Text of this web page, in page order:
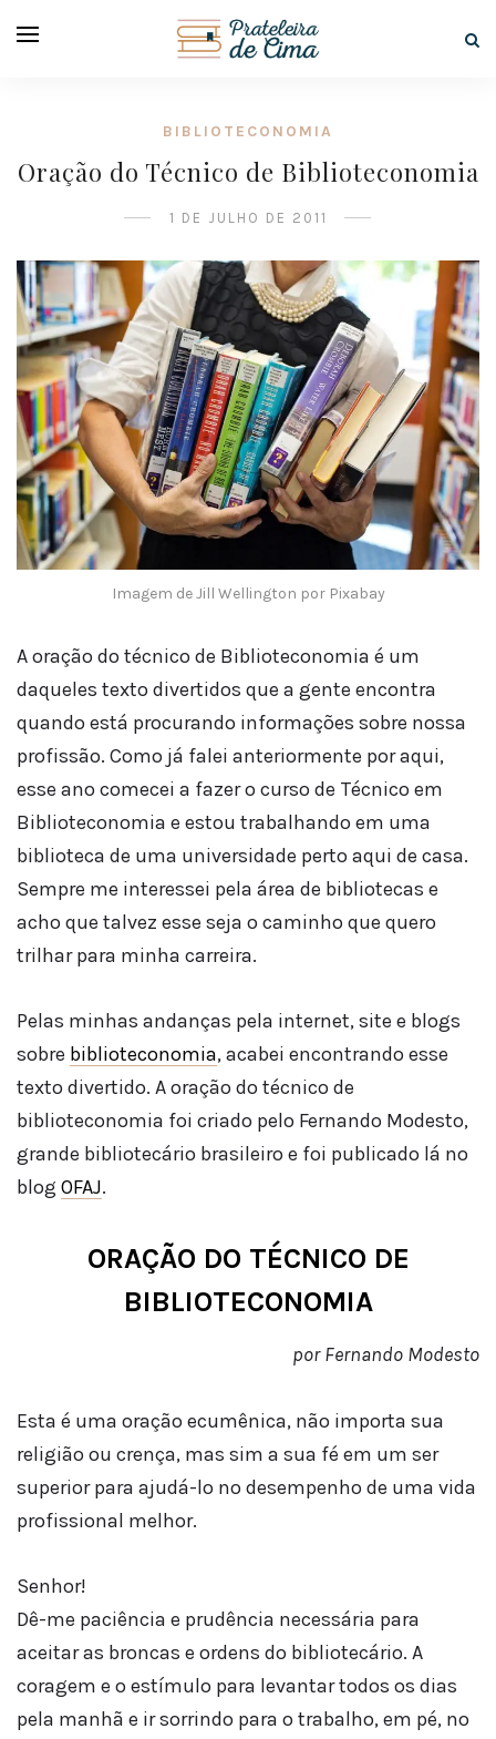
BIBLIOTECONOMIA
Oração do Técnico de Biblioteconomia
1 DE JULHO DE 2011
Imagem de Jill Wellington por Pixabay
A oração do técnico de Biblioteconomia é um
daqueles texto divertidos que a gente encontra
quando está procurando informações sobre nossa
profissão. Como já falei anteriormente por aqui,
esse ano comecei a fazer o curso de Técnico em
Biblioteconomia e estou trabalhando em uma
biblioteca de uma universidade perto aqui de casa.
Sempre me interessei pela área de bibliotecas e
acho que talvez esse seja o caminho que quero
trilhar para minha carreira.
Pelas minhas andanças pela internet, site e blogs
sobre biblioteconomia, acabei encontrando esse
texto divertido. A oração do técnico de
biblioteconomia foi criado pelo Fernando Modesto,
grande bibliotecário brasileiro e foi publicado lá no
blog OFAJ.
ORAÇÃO DO TÉCNICO DE
BIBLIOTECONOMIA
por Fernando Modesto
Esta é uma oração ecumênica, não importa sua
religião ou crença, mas sim a sua fé em um ser
superior para ajudá-lo no desempenho de uma vida
profissional melhor.
Senhor!
Dê-me paciência e prudência necessária para
aceitar as broncas e ordens do bibliotecário. A
coragem e o estímulo para levantar todos os dias
pela manhã e ir sorrindo para o trabalho, em pé, no